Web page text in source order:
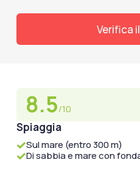
Verifica
8.5/10
Spiaggia
Sul mare (entro 300 m)
Di sabbia e mare con